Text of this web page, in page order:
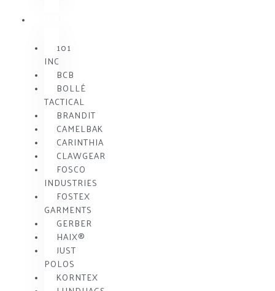
101
INC
BCB
BOLLÉ
TACTICAL
BRANDIT
CAMELBAK
CARINTHIA
CLAWGEAR
FOSCO
INDUSTRIES
FOSTEX
GARMENTS
GERBER
HAIX®
JUST
POLOS
KORNTEX